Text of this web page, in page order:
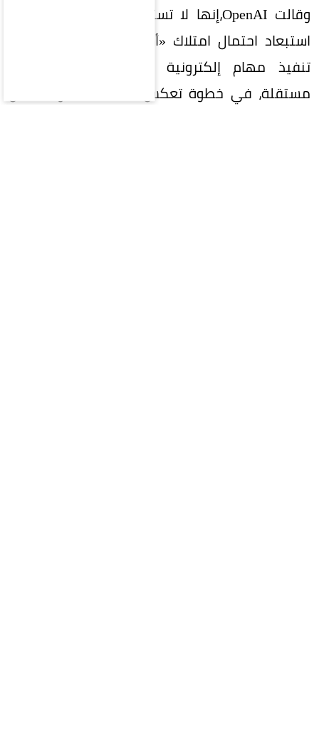
وقالت OpenAI،إنها لا تستطيع في الوقت الحالي
استبعاد احتمال امتلاك «أسترا» قدرات تمكنه من
تنفيذ مهام إلكترونية شديدة التعقيد بصورة
مستقلة، في خطوة تعكس تصاعد المخاوف داخل